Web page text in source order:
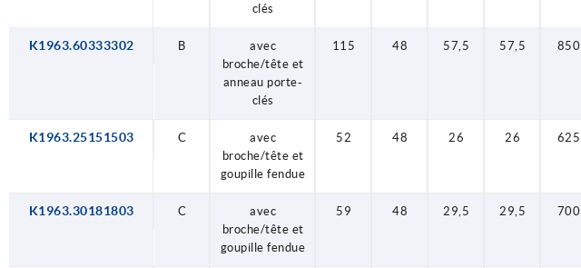
clés
K1963.60333302 B
avec
broche/tête et
anneau porte-
clés
115 48 57,5 57,5 850
K1963.25151503 C
avec
broche/tête et
goupille fendue
52 48 26 26 625
K1963.30181803 C
avec
broche/tête et
goupille fendue
59 48 29,5 29,5 700